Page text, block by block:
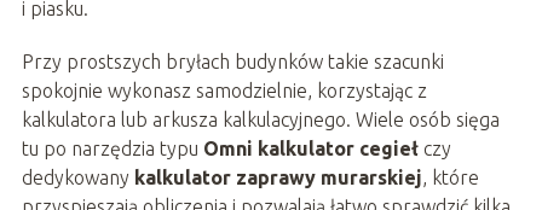
i piasku.
Przy prostszych bryłach budynków takie szacunki
spokojnie wykonasz samodzielnie, korzystając z
kalkulatora lub arkusza kalkulacyjnego. Wiele osób sięga
tu po narzędzia typu Omni kalkulator cegiełczy
dedykowany kalkulator zaprawy murarskiej , które